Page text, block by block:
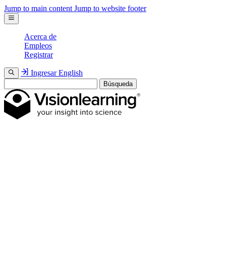
Jump to main content Jump to website footer
Acerca de
Empleos
Registrar
Ingresar English
Búsqueda